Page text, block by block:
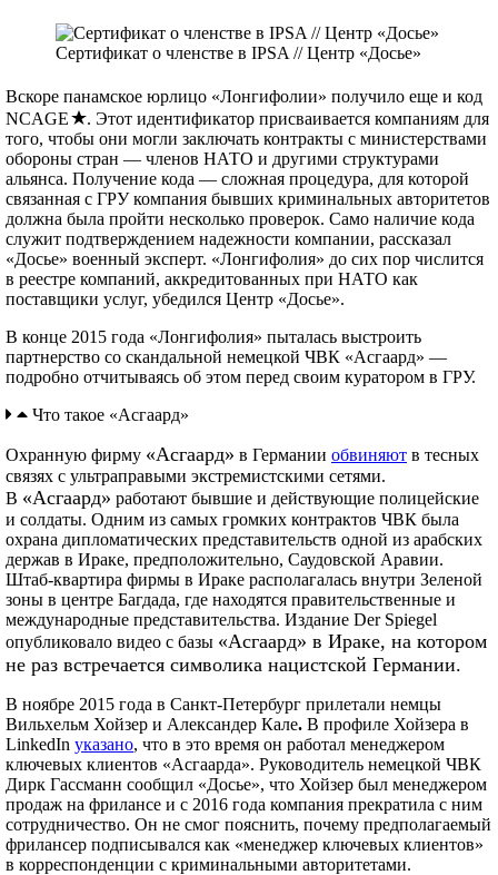
Сертификат о членстве в IPSA // Центр «Досье»
Вскоре панамское юрлицо «Лонгифолии» получило еще и код
NCAGE
. Этот идентификатор присваивается компаниям для
того, чтобы они могли заключать контракты c министерствами
обороны стран — членов НАТО и другими структурами
альянса. Получение кода — сложная процедура, для которой
связанная с ГРУ компания бывших криминальных авторитетов
должна была пройти несколько проверок. Само наличие кода
служит подтверждением надежности компании, рассказал
«Досье» военный эксперт. «Лонгифолия» до сих пор числится
в реестре компаний, аккредитованных при НАТО как
поставщики услуг, убедился Центр «Досье».
В конце 2015 года «Лонгифолия» пыталась выстроить
партнерство со скандальной немецкой ЧВК «Асгаард» —
подробно отчитываясь об этом перед своим куратором в ГРУ.
Что такое «Асгаард»
Охранную фирму «Асгаард» в Германии обвиняют в тесных
связях с ультраправыми экстремистскими сетями.
В «Асгаард» работают бывшие и действующие полицейские
и солдаты. Одним из самых громких контрактов ЧВК была
охрана дипломатических представительств одной из арабских
держав в Ираке, предположительно, Саудовской Аравии.
Штаб-квартира фирмы в Ираке располагалась внутри Зеленой
зоны в центре Багдада, где находятся правительственные и
международные представительства. Издание Der Spiegel
опубликовало видео с базы «Асгаард» в Ираке, на котором
не раз встречается символика нацистской Германии.
В ноябре 2015 года в Санкт-Петербург прилетали немцы
Вильхельм Хойзер и Александер Кале. В профиле Хойзера в
LinkedIn указано, что в это время он работал менеджером
ключевых клиентов «Асгаарда». Руководитель немецкой ЧВК
Дирк Гассманн сообщил «Досье», что Хойзер был менеджером
продаж на фрилансе и с 2016 года компания прекратила с ним
сотрудничество. Он не смог пояснить, почему предполагаемый
фрилансер подписывался как «менеджер ключевых клиентов»
в корреспонденции с криминальными авторитетами.